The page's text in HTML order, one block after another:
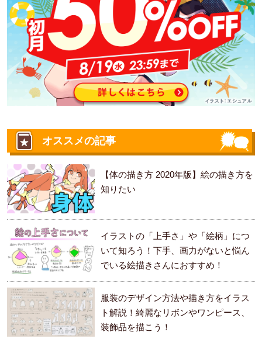
オススメの記事
【体の描き方 2020年版】絵の描き方を
知りたい
イラストの「上手さ」や「絵柄」につ
いて知ろう！下手、画力がないと悩ん
でいる絵描きさんにおすすめ！
服装のデザイン方法や描き方をイラス
ト解説！綺麗なリボンやワンピース、
装飾品を描こう！